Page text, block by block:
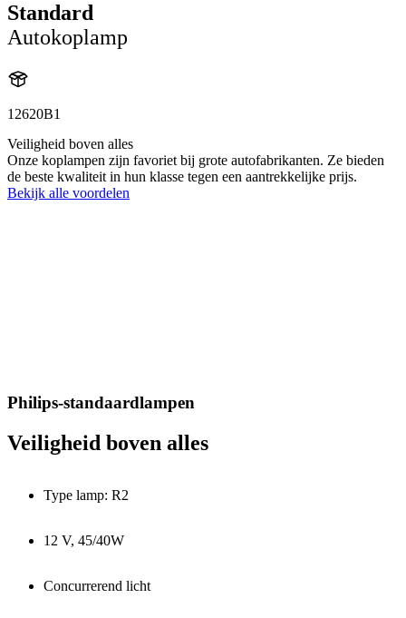
Standard
Autokoplamp
12620B1
Veiligheid boven alles
Onze koplampen zijn favoriet bij grote autofabrikanten. Ze bieden
de beste kwaliteit in hun klasse tegen een aantrekkelijke prijs.
Bekijk alle voordelen
Philips-standaardlampen
Veiligheid boven alles
Type lamp: R2
12 V, 45/40W
Concurrerend licht